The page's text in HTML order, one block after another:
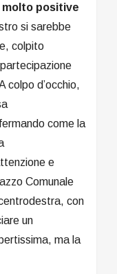
positive
si sarebbe
colpito
colpo d’occhio,
come la
e
Comunale
con
un
ma la